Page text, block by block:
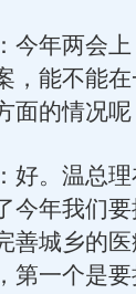
年两会上
，能不能
面的情况呢
。温总理
今年我们
善城乡的
第一个是